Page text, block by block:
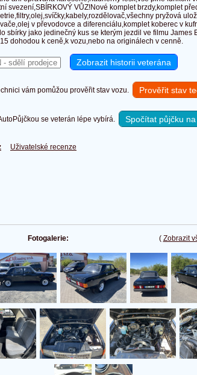
svezení,SBÍRKOVÝ VŮZ!Nové komplet brzdy,komplet
pryžová
v převodovce a diferenciálu,komplet koberec v
sbírky jako jedinečný kus se kterým jezdil ve filmu James
dohodou k ceně,k vozu,nebo na originálech v cenně.
vám pomůžou prověřit stav vozu. Prověřit stav
se veterán lépe vybírá. Spočítat půjčku
Uživatelské recenze
( Zobrazit
Fotogalerie: